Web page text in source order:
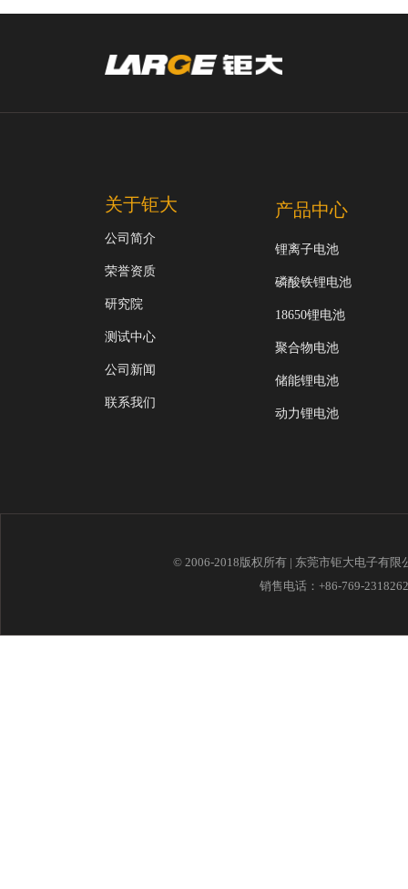
关于钜大
公司简介
荣誉资质
研究院
测试中心
公司新闻
联系我们
产品中心
锂离子电池
磷酸铁锂电池
18650锂电池
聚合物电池
储能锂电池
动力锂电池
© 2006-2018版权所有 | 东莞市钜大电子有
销售电话：+86-769-